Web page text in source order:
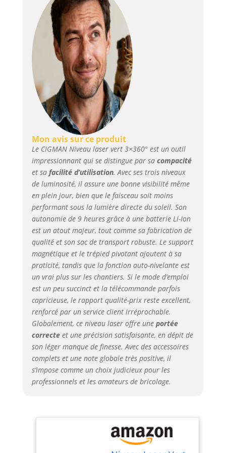
360 ° ligne horizontale,
2 x 360 °lignes
verticales couvrent
tout autour de la
pièce. Chaque bouton
de ce niveau laser
correspond à une
seule ligne laser, vous
pouvez facilement
choisir d'activer
désactiver n'importe
Télécommande et
rechargeable Avec la
télécommande, votre
travail d'alignement
devient simple et
rapide. La charge de
type C vous évite
d'avoir à changer les
piles. Par exemple,
lorsque vous placez le
niveau laser sur une
étagère ou une perche
télescopique,
l'utilisation de la
télécommande peut
vous aider à le
contrôler à distance.
Auto-nivellement et
mode manuel Appuyez
sur le bouton de
verrouillage pour
déverrouiller la
position pour ouvrir le
mode d'auto-
nivelera
automatiquement à 4 °
Mon avis sur ce produit
Le CIGMAN Niveau laser vert 3×360° est un outil
impressionnant qui se distingue par sa compacité
et sa facilité d’utilisation. Avec ses trois niveaux
de luminosité, il assure une bonne visibilité même
en plein jour, bien que le faisceau soit moins
performant sous la lumière directe du soleil. Son
autonomie de 9 heures grâce à une batterie Li-Ion
est un atout majeur, tout comme sa fabrication de
qualité et son sac de transport robuste. Le support
magnétique et le trépied pivotant ajoutent à sa
praticité, tandis que la fonction auto-nivelante est
un vrai plus sur les chantiers. Si le mode d’emploi
est un peu succinct et la télécommande parfois
capricieuse, le rapport qualité-prix reste excellent,
renforcé par un service client irréprochable.
Globalement, ce niveau laser offre une portée
correcteet une précision satisfaisante, en dépit de
son léger manque de finesse. Avec des accessoires
complets et une note globale très positive, il
s’impose comme un choix judicieux pour les
professionnels et les amateurs de bricolage.